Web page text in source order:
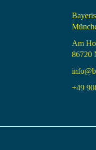
Am
86720
+49